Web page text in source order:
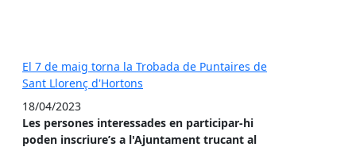
El 7 de maig torna la Trobada de Puntaires de
Sant Llorenç d'Hortons
18/04/2023
Les persones interessades en participar-hi
poden inscriure’s a l'Ajuntament trucant al